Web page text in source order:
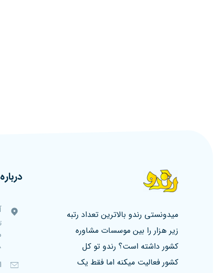
میدونستی رندو بالاترین تعداد رتبه
زیر هزار را بین موسسات مشاوره
کشور داشته است؟ رندو تو کل
کشور فعالیت میکنه اما فقط یک